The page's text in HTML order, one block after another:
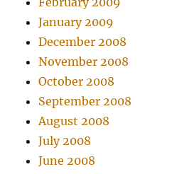
January 2009
December 2008
November 2008
October 2008
September 2008
August 2008
July 2008
June 2008